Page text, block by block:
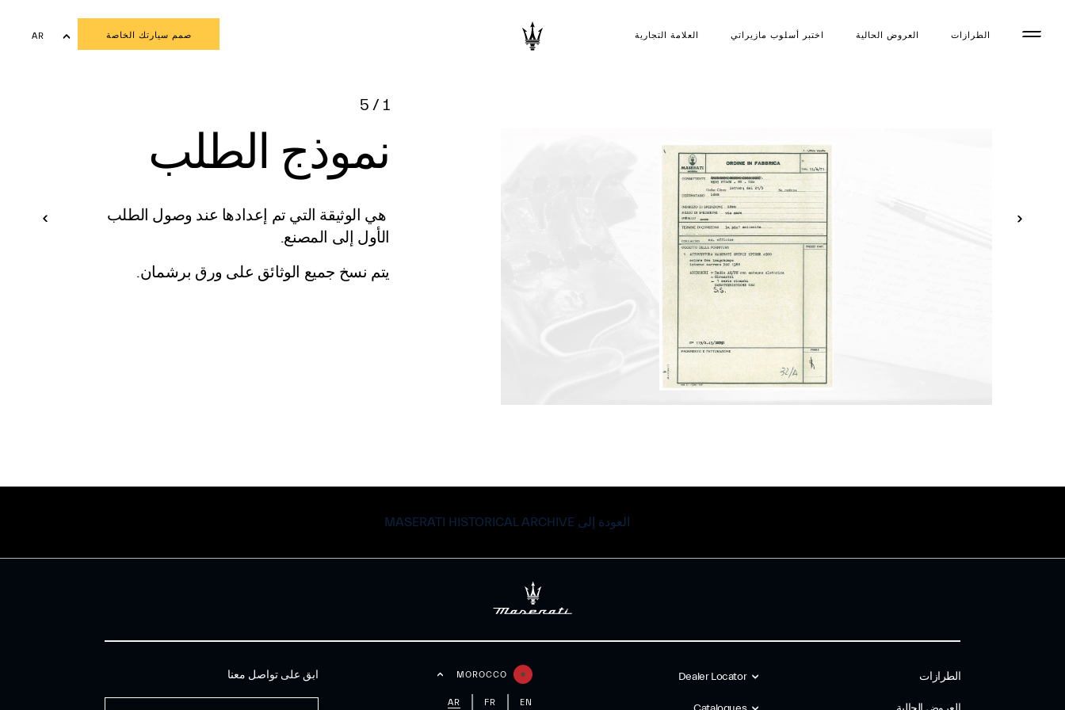
الطرازات العروض الحالية اختبر أسلوب مازیراتي العلامة التجارية صمم سيارتك الخاصة
AR
1
/
5
نموذج الطلب
هي الوثيقة التي تم إعدادها عند وصول الطلب
الأول إلى المصنع.
يتم نسخ جميع الوثائق على ورق برشمان.
العودة إلى MASERATI HISTORICAL ARCHIVE
الطرازات Dealer Locator
MOROCCO
EN
FR
AR
ابق على تواصل معنا